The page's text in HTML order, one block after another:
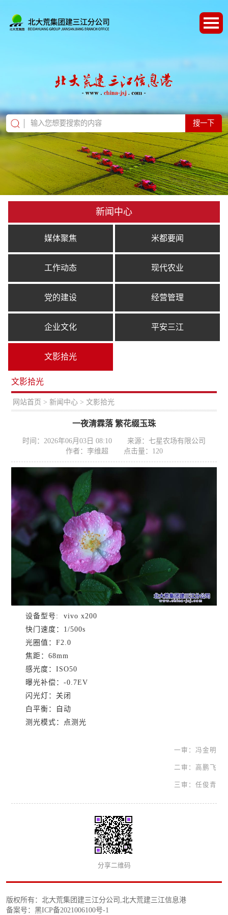
搜一下
新闻中心
媒体聚焦 米都要闻
工作动态 现代农业
党的建设 经营管理
企业文化 平安三江
文影拾光
文影拾光
网站首页 > 新闻中心 > 文影拾光
一夜清霖落 繁花缀玉珠
时间：2026年06月03日 08:10
来源：七星农场有限公司
作者：李维超
点击量： 120
设备型号: vivo x200
快门速度：1/500s
光圈值：F2.0
焦距：68mm
感光度：ISO50
曝光补偿：-0.7EV
闪光灯：关闭
白平衡：自动
测光模式：点测光
一审：冯金明
二审：高鹏飞
三审：任俊青
分享二维码
版权所有：北大荒集团建三江分公司,北大荒建三江信息港
备案号：黑ICP备2021006100号-1